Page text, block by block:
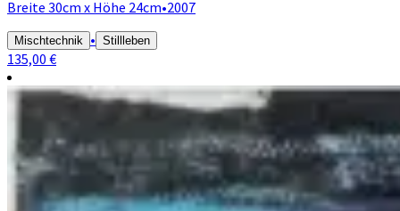
Breite 30cm x Höhe 24cm•2007
Mischtechnik • Stillleben
135,00 €